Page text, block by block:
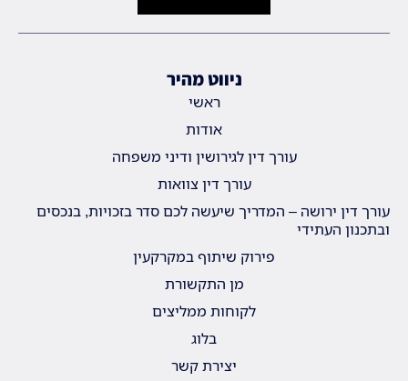
ניווט מהיר
ראשי
אודות
עורך דין לגירושין ודיני משפחה
עורך דין צוואות
עורך דין ירושה – המדריך שיעשה לכם סדר בזכויות, בנכסים
ובתכנון העתידי
פירוק שיתוף במקרקעין
מן התקשורת
לקוחות ממליצים
בלוג
יצירת קשר